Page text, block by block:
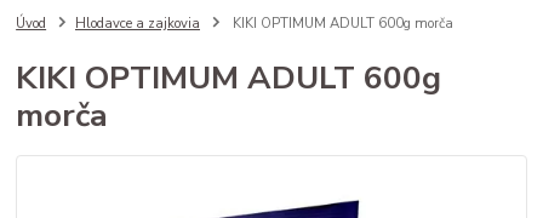
Úvod Hlodavce a zajkovia KIKI OPTIMUM ADULT 600g morča
KIKI OPTIMUM ADULT 600g
morča